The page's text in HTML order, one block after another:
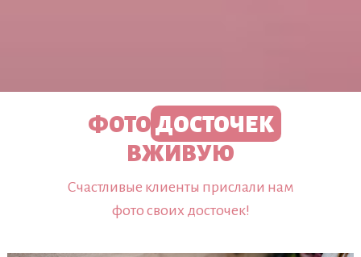
ФОТО ДОСТОЧЕК
ВЖИВУЮ
Счастливые клиенты прислали нам
фото своих досточек!